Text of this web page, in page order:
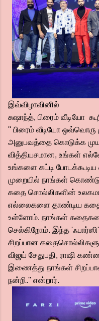
இவ்விழாவினில்
சுஷாந்த், பிரைம் வீடியோ
'' பிரைம் வீடியோ ஒவ்வொரு
அனுபவத்தை கொடுக்க
வித்தியசமான, உங்கள்
உங்களை கட்டி
முறையில் நாங்கள்
கதை சொல்லிகளின்
எல்லைகளை தாண்டிய
உள்ளோம். நாங்கள்
செல்கிறோம். இந்த
சிறப்பான
விஜய் சேதுபதி, ராஷி
இணைத்து நாங்கள்
நன்றி.'' என்றார்.